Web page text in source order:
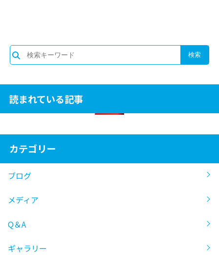
読まれている記事
カテゴリー
ブログ
メディア
Q＆A
ギャラリー